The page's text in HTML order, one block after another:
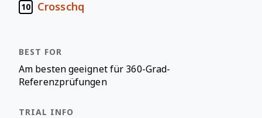
10 Crosschq
Am besten geeignet für 360-Grad-
Referenzprüfungen